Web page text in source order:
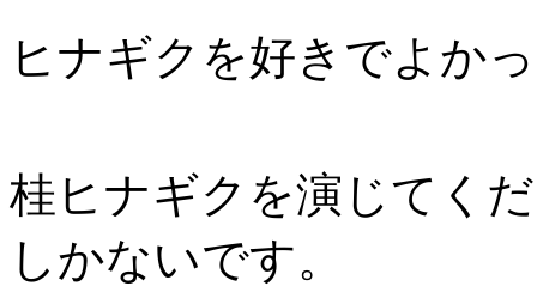
ヒナギクを好きでよか
桂ヒナギクを演じてく
しかないです。